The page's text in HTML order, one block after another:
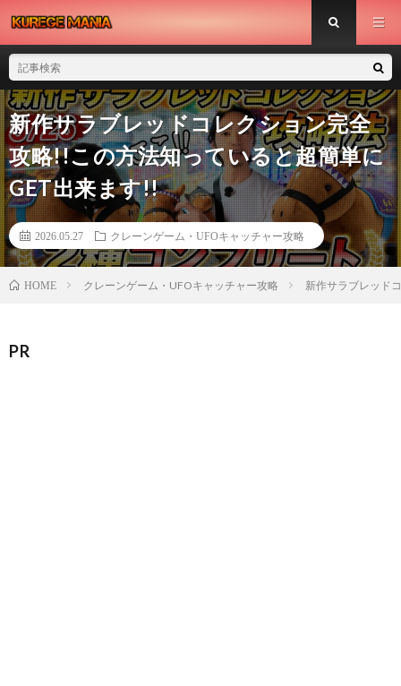
新作サラブレッドコレクション完全
攻略!!この方法知っていると超簡単に
GET出来ます!!
2026.05.27 クレーンゲーム・UFOキャッチャー攻略
HOME クレーンゲーム・UFOキャッチャー攻略 新作サラブレッド
PR